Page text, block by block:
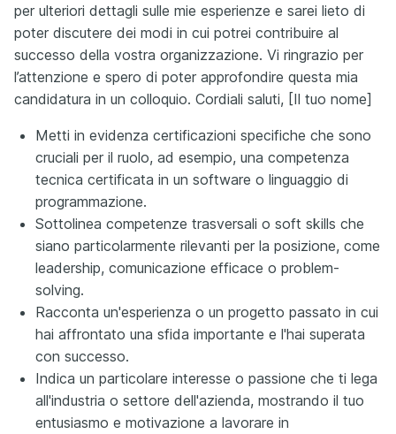
per ulteriori dettagli sulle mie esperienze e sarei lieto di
poter discutere dei modi in cui potrei contribuire al
successo della vostra organizzazione. Vi ringrazio per
l’attenzione e spero di poter approfondire questa mia
candidatura in un colloquio. Cordiali saluti, [Il tuo nome]
Metti in evidenza certificazioni specifiche che sono
cruciali per il ruolo, ad esempio, una competenza
tecnica certificata in un software o linguaggio di
programmazione.
Sottolinea competenze trasversali o soft skills che
siano particolarmente rilevanti per la posizione, come
leadership, comunicazione efficace o problem-
solving.
Racconta un'esperienza o un progetto passato in cui
hai affrontato una sfida importante e l'hai superata
con successo.
Indica un particolare interesse o passione che ti lega
all'industria o settore dell'azienda, mostrando il tuo
entusiasmo e motivazione a lavorare in